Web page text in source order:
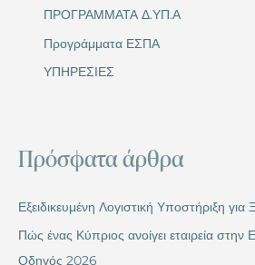
ΠΡΟΓΡΑΜΜΑΤΑ Δ.ΥΠ.Α
Προγράμματα ΕΣΠΑ
ΥΠΗΡΕΣΙΕΣ
Πρόσφατα άρθρα
Εξειδικευμένη Λογιστική Υποστήριξη
Πώς ένας Κύπριος ανοίγει εταιρεία
Οδηγός 2026